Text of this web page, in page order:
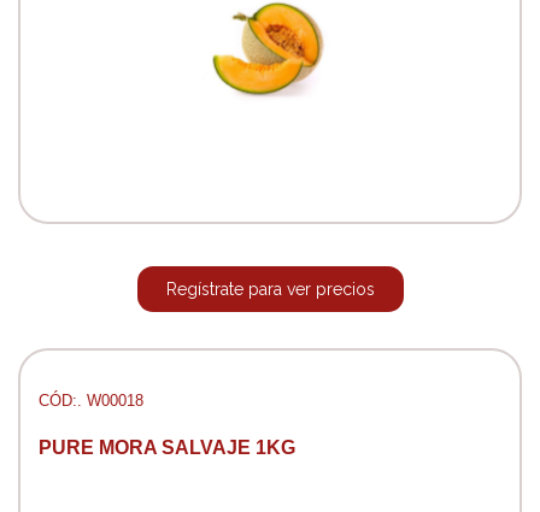
Regístrate para ver precios
CÓD:. W00018
PURE MORA SALVAJE 1KG